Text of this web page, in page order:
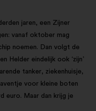
jaren, een Zijner
vanaf oktober mag
noemen. Dan volgt de
Helder eindelijk ook ‘zijn’
tanker, ziekenhuisje,
voor kleine boten
euro. Maar dan krijg je